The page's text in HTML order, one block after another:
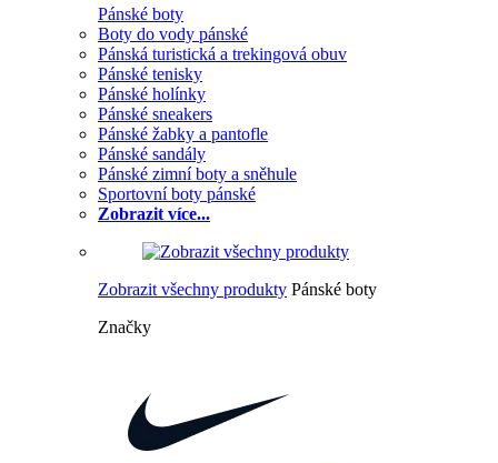
Pánské boty
Boty do vody pánské
Pánská turistická a trekingová obuv
Pánské tenisky
Pánské holínky
Pánské sneakers
Pánské žabky a pantofle
Pánské sandály
Pánské zimní boty a sněhule
Sportovní boty pánské
Zobrazit více...
Zobrazit všechny produkty Pánské boty
Značky